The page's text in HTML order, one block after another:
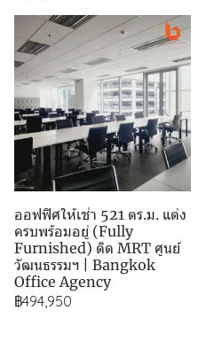
ออฟฟิศให้เช่า 521 ตร.ม. แต่ง
ครบพร้อมอยู่ (Fully
Furnished) ติด MRT ศูนย์
วัฒนธรรมฯ | Bangkok
Office Agency
฿494,950